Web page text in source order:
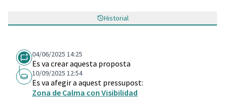
Historial
04/06/2025 14:25
Es va crear aquesta proposta
10/09/2025 12:54
Es va afegir a aquest pressupost:
Zona de Calma con Visibilidad